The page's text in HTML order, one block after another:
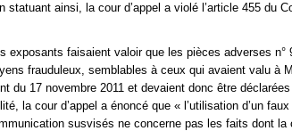
statuant ainsi, la cour d’appel a violé l’article 455 du
exposants faisaient valoir que les pièces adverses n°
frauduleux, semblables à ceux qui avaient valu à
du 17 novembre 2011 et devaient donc être
la cour d’appel a énoncé que « l’utilisation d’un
susvisés ne concerne pas les faits dont la